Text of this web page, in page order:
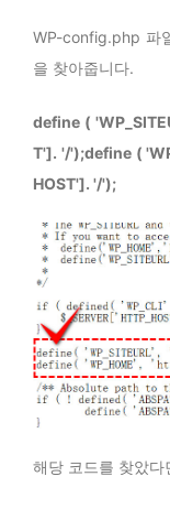
WP-config.php 파
을 찾아줍니다.
define (
T']. '/');define (
HOST']. '/');
해당 코드를 찾았다